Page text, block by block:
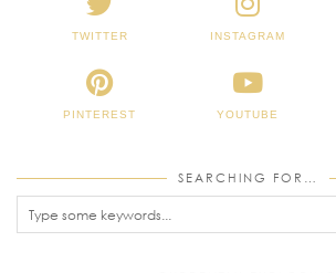
TWITTER INSTAGRAM
PINTEREST YOUTUBE
SEARCHING FOR…